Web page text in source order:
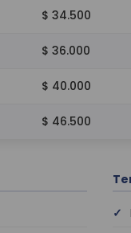
$ 34.500
$ 36.000
$ 40.000
$ 46.500